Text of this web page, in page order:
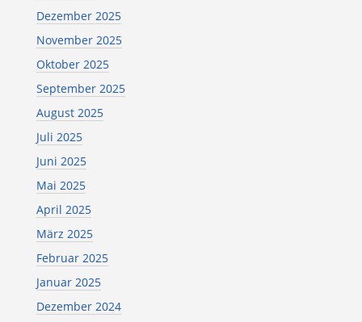
Dezember 2025
November 2025
Oktober 2025
September 2025
August 2025
Juli 2025
Juni 2025
Mai 2025
April 2025
März 2025
Februar 2025
Januar 2025
Dezember 2024